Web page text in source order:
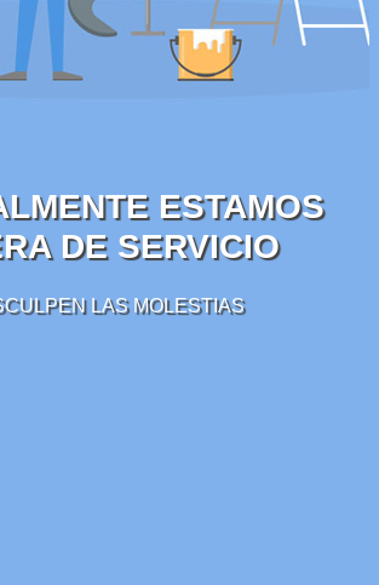
ESTAMOS
DE SERVICIO
LAS MOLESTIAS